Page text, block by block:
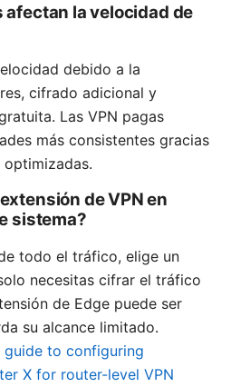
afectan la velocidad de
debido a la
cifrado adicional y
Las VPN pagas
más consistentes gracias
optimizadas.
de VPN en
sistema?
todo el tráfico, elige un
necesitas cifrar el tráfico
de Edge puede ser
su alcance limitado.
to configuring
X for router-level VPN